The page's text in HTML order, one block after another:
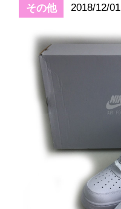
その他 2018/12/01